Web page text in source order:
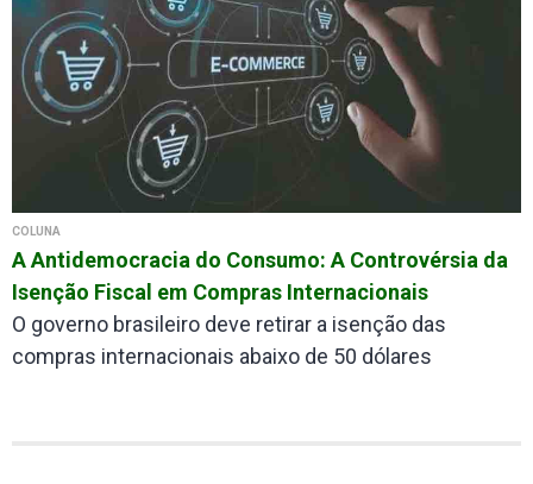
COLUNA
A Antidemocracia do Consumo: A Controvérsia da
Isenção Fiscal em Compras Internacionais
O governo brasileiro deve retirar a isenção das
compras internacionais abaixo de 50 dólares